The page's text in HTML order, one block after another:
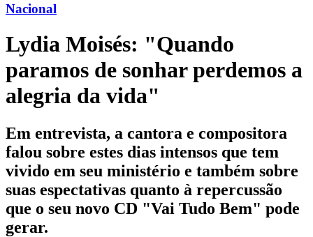
Nacional
Lydia Moisés: "Quando
paramos de sonhar perdemos a
alegria da vida"
Em entrevista, a cantora e compositora
falou sobre estes dias intensos que tem
vivido em seu ministério e também sobre
suas espectativas quanto à repercussão
que o seu novo CD "Vai Tudo Bem" pode
gerar.